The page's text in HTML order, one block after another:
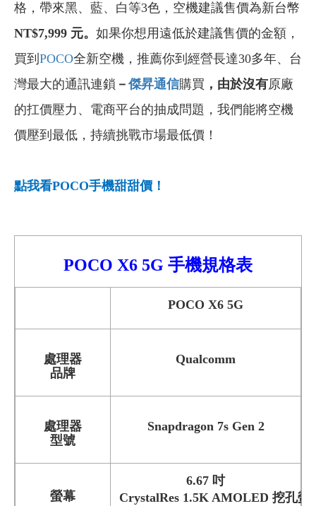
格，帶來黑、藍、白等3色，空機建議售價為新台幣
NT$7,999 元。 如果你想用遠低於建議售價的金額，
買到 POCO全新空機，推薦你到經營長達30多年、台
灣最大的通訊連鎖 － 傑昇通信購買 ，由於沒有原廠
的扛價壓力、電商平台的抽成問題，我們能將空機
價壓到最低，持續挑戰市場最低價！
點我看POCO手機甜甜價！
POCO X6 5G 手機規格表
POCO X6 5G
處理器
品牌
Qualcomm
處理器
型號
Snapdragon 7s Gen 2
螢幕
6.67 吋
CrystalRes 1.5K AMOLED 挖孔螢